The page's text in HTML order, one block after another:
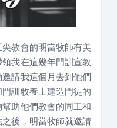
教會的明當牧師有美
我在這幾年門訓宣教
請我這個月去到他們
訓牧養上建造門徒的
助他們教會的同工和
後，明當牧師就邀請